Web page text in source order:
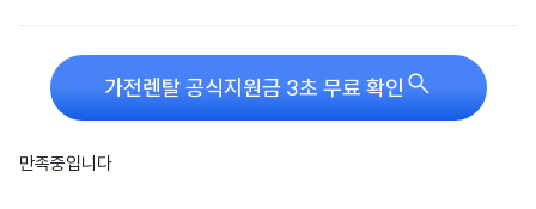
가전렌탈 공식지원금 3초 무료 확인 
만족중입니다